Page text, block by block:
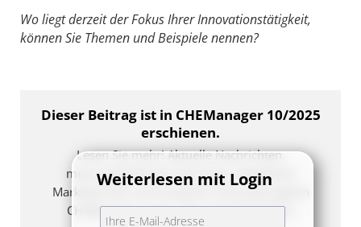
Wo liegt derzeit der Fokus Ihrer Innovationstätigkeit,
können Sie Themen und Beispiele nennen?
Dieser Beitrag ist in CHEManager 10/2025
erschienen.
Lesen Sie mehr! Aktuelle Nachrichten,
meinungsbildende Interviews, detaillierte
Marktberichte und fundierte Fachartikel geben
CHEManager-Lesern den entscheidenden
Weiterlesen mit Login